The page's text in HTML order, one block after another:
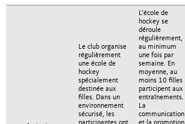
Le club organise
régulièrement
une école de
hockey
spécialement
destinée aux
filles. Dans un
environnement
sécurisé, les
L’école de
hockey se
déroule
régulièrement,
au minimum
une fois par
semaine. En
moyenne, au
moins 10 filles
participent aux
entraînements.
La
communication